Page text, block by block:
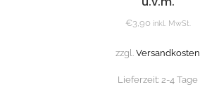
€3,90 inkl. MwSt.
zzgl. Versandkosten
Lieferzeit: 2-4 Tage